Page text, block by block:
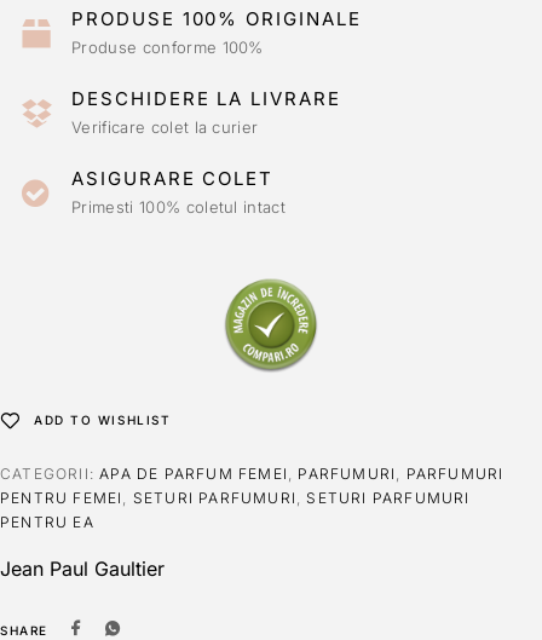
PRODUSE 100% ORIGINALE
Produse conforme 100%
DESCHIDERE LA LIVRARE
Verificare colet la curier
ASIGURARE COLET
Primesti 100% coletul intact
ADD TO WISHLIST
CATEGORII:APA DE PARFUM FEMEI , PARFUMURI , PARFUMURI
PENTRU FEMEI , SETURI PARFUMURI , SETURI PARFUMURI
PENTRU EA
Jean Paul Gaultier
SHARE